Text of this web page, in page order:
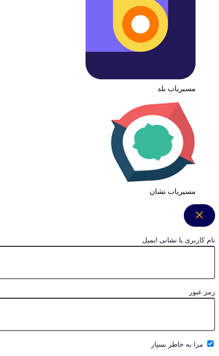
مسیریاب بلد
مسیریاب نشان
نام کاربری یا نشانی ایمیل
رمز عبور
مرا به خاطر بسپار